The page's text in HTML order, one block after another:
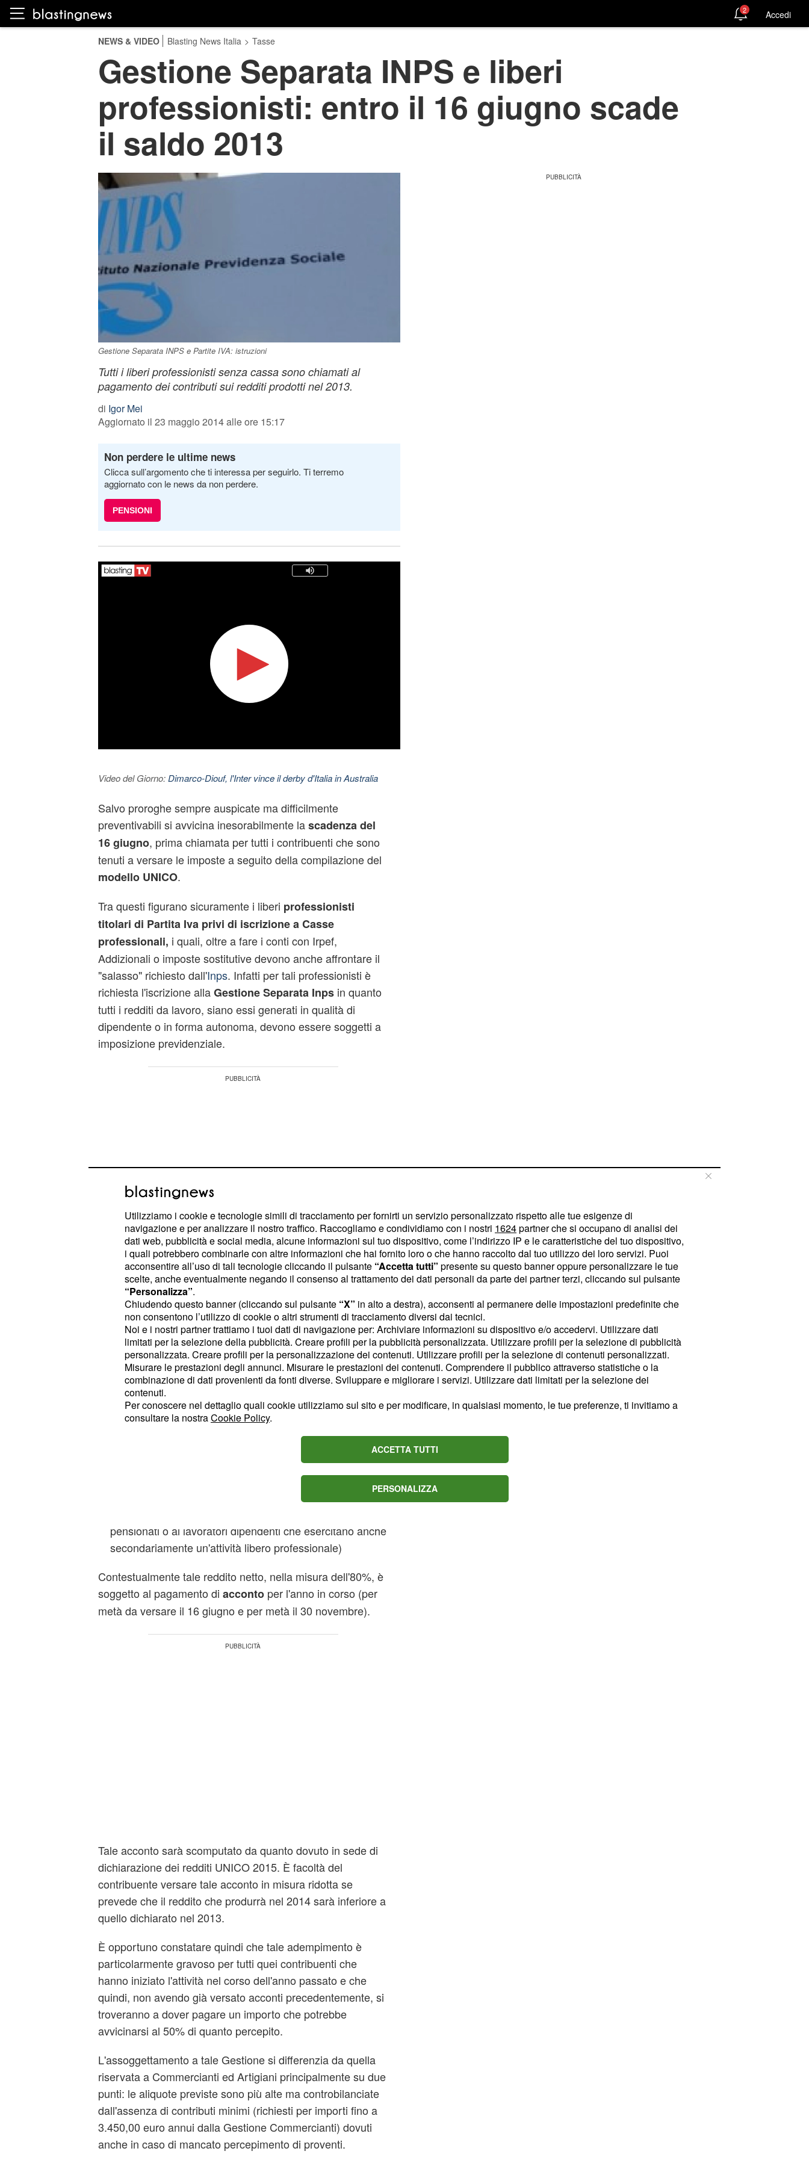
2 Accedi
NEWS & VIDEO Blasting News Italia > Tasse
Gestione Separata INPS e liberi
professionisti: entro il 16 giugno scade
il saldo 2013
Gestione Separata INPS e Partite IVA: istruzioni
Tutti i liberi professionisti senza cassa sono chiamati al
pagamento dei contributi sui redditi prodotti nel 2013.
di Igor Mei
Aggiornato il 23 maggio 2014 alle ore 15:17
Non perdere le ultime news
Clicca sull’argomento che ti interessa per seguirlo. Ti terremo
aggiornato con le news da non perdere.
PENSIONI
Video del Giorno: Dimarco-Diouf, l'Inter vince il derby d'Italia in Australia
Salvo proroghe sempre auspicate ma difficilmente
preventivabili si avvicina inesorabilmente lascadenza del
16 giugno, prima chiamata per tutti i contribuenti che sono
tenuti a versare le imposte a seguito della compilazione del
modello UNICO.
Tra questi figurano sicuramente i liberi professionisti
titolari di Partita Iva privi di iscrizione a Casse
professionali, i quali, oltre a fare i conti con Irpef,
Addizionali o imposte sostitutive devono anche affrontare il
"salasso" richiesto dall'Inps. Infatti per tali professionisti è
richiesta l'iscrizione allaGestione Separata Inpsin quanto
tutti i redditi da lavoro, siano essi generati in qualità di
dipendente o in forma autonoma, devono essere soggetti a
imposizione previdenziale.
In sede di presentazione delmodello UNICO 2014sono
tenuti alla liquidazione di tali contributi tutti quei soggetti che
hanno percepito dei redditi derivanti dalla compilazione dei
quadri RE(reddito professionisti con tassazione ordinaria),
(reddito percepito nell'ambito del regime dei nuovi
minimi)e RH(redditi da partecipazioni nei casi previsti) al
netto dei costi sostenuti nell'esercizio dell'attività.
Tali redditi netti sono da indicare nell'apposito
nel caso in cui il professionista non sia iscritto ad
in presenza di contemporanea iscrizione ad altre
pensionati o ai lavoratori dipendenti che esercitano anche
secondariamente un'attività libero professionale)
Contestualmente tale reddito netto, nella misura dell'80%, è
soggetto al pagamento di accontoper l'anno in corso (per
metà da versare il 16 giugno e per metà il 30 novembre).
Tale acconto sarà scomputato da quanto dovuto in sede di
dichiarazione dei redditi UNICO 2015. È facoltà del
contribuente versare tale acconto in misura ridotta se
prevede che il reddito che produrrà nel 2014 sarà inferiore a
quello dichiarato nel 2013.
È opportuno constatare quindi che tale adempimento è
particolarmente gravoso per tutti quei contribuenti che
hanno iniziato l'attività nel corso dell'anno passato e che
quindi, non avendo già versato acconti precedentemente, si
troveranno a dover pagare un importo che potrebbe
avvicinarsi al 50% di quanto percepito.
L'assoggettamento a tale Gestione si differenzia da quella
riservata a Commercianti ed Artigiani principalmente su due
punti: le aliquote previste sono più alte ma controbilanciate
dall'assenza di contributi minimi (richiesti per importi fino a
3.450,00 euro annui dalla Gestione Commercianti) dovuti
anche in caso di mancato percepimento di proventi.
Utilizziamo i cookie e tecnologie simili di tracciamento per fornirti un servizio personalizzato rispetto alle tue esigenze di
navigazione e per analizzare il nostro traffico. Raccogliamo e condividiamo con i nostri 1624partner che si occupano di analisi dei
dati web, pubblicità e social media, alcune informazioni sul tuo dispositivo, come l’indirizzo IP e le caratteristiche del tuo dispositivo,
i quali potrebbero combinarle con altre informazioni che hai fornito loro o che hanno raccolto dal tuo utilizzo dei loro servizi. Puoi
acconsentire all’uso di tali tecnologie cliccando il pulsante “Accetta tutti” presente su questo banner oppure personalizzare le tue
scelte, anche eventualmente negando il consenso al trattamento dei dati personali da parte dei partner terzi, cliccando sul pulsante
“Personalizza”.
Chiudendo questo banner (cliccando sul pulsante “X” in alto a destra), acconsenti al permanere delle impostazioni predefinite che
non consentono l’utilizzo di cookie o altri strumenti di tracciamento diversi dai tecnici.
Noi e i nostri partner trattiamo i tuoi dati di navigazione per: Archiviare informazioni su dispositivo e/o accedervi. Utilizzare dati
limitati per la selezione della pubblicità. Creare profili per la pubblicità personalizzata. Utilizzare profili per la selezione di pubblicità
personalizzata. Creare profili per la personalizzazione dei contenuti. Utilizzare profili per la selezione di contenuti personalizzati.
Misurare le prestazioni degli annunci. Misurare le prestazioni dei contenuti. Comprendere il pubblico attraverso statistiche o la
combinazione di dati provenienti da fonti diverse. Sviluppare e migliorare i servizi. Utilizzare dati limitati per la selezione dei
contenuti.
Per conoscere nel dettaglio quali cookie utilizziamo sul sito e per modificare, in qualsiasi momento, le tue preferenze, ti invitiamo a
consultare la nostraCookie Policy.
ACCETTA TUTTI
PERSONALIZZA